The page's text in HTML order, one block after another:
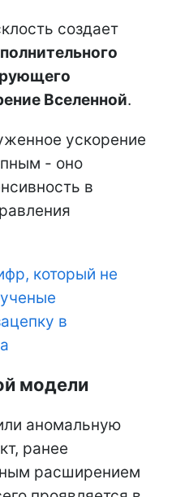
создает
Вселенной.
ускорение
- оно
в
который не
в
модели
аномальную
ранее
расширением